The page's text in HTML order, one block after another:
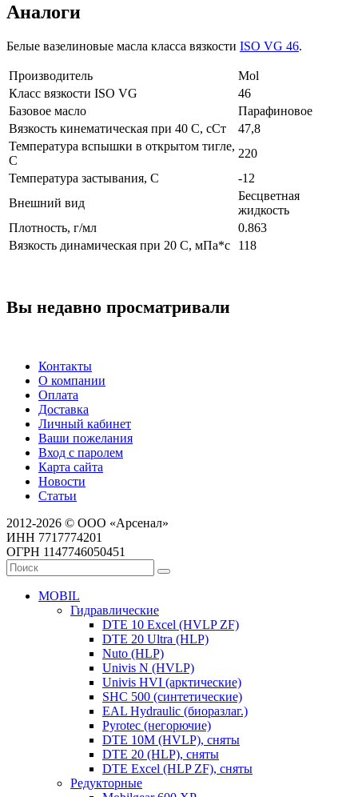
Аналоги
Белые вазелиновые масла класса вязкости ISO VG 46.
Производитель
Mol
Класс вязкости ISO VG
46
Базовое масло
Парафиновое
Вязкость кинематическая при 40 С, сСт
47,8
Температура вспышки в открытом тигле,
С
220
Температура застывания, С
-12
Внешний вид
Бесцветная
жидкость
Плотность, г/мл
0.863
Вязкость динамическая при 20 С, мПа*с
118
Вы недавно просматривали
Контакты
О компании
Оплата
Доставка
Личный кабинет
Ваши пожелания
Вход с паролем
Карта сайта
Новости
Статьи
2012-2026 © ООО «Арсенал»
ИНН 7717774201
ОГРН 1147746050451
MOBIL
Гидравлические
DTE 10 Excel (HVLP ZF)
DTE 20 Ultra (HLP)
Nuto (HLP)
Univis N (HVLP)
Univis HVI (арктические)
SHC 500 (синтетические)
EAL Hydraulic (биоразлаг.)
Pyrotec (негорючие)
DTE 10M (HVLP), сняты
DTE 20 (HLP), сняты
DTE Excel (HLP ZF), сняты
Редукторные